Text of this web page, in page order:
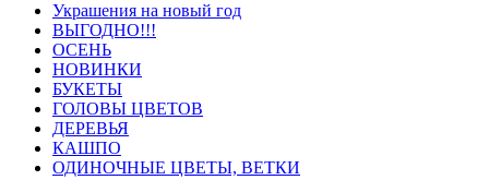
Украшения на новый год
ВЫГОДНО!!!
ОСЕНЬ
НОВИНКИ
БУКЕТЫ
ГОЛОВЫ ЦВЕТОВ
ДЕРЕВЬЯ
КАШПО
ОДИНОЧНЫЕ ЦВЕТЫ, ВЕТКИ